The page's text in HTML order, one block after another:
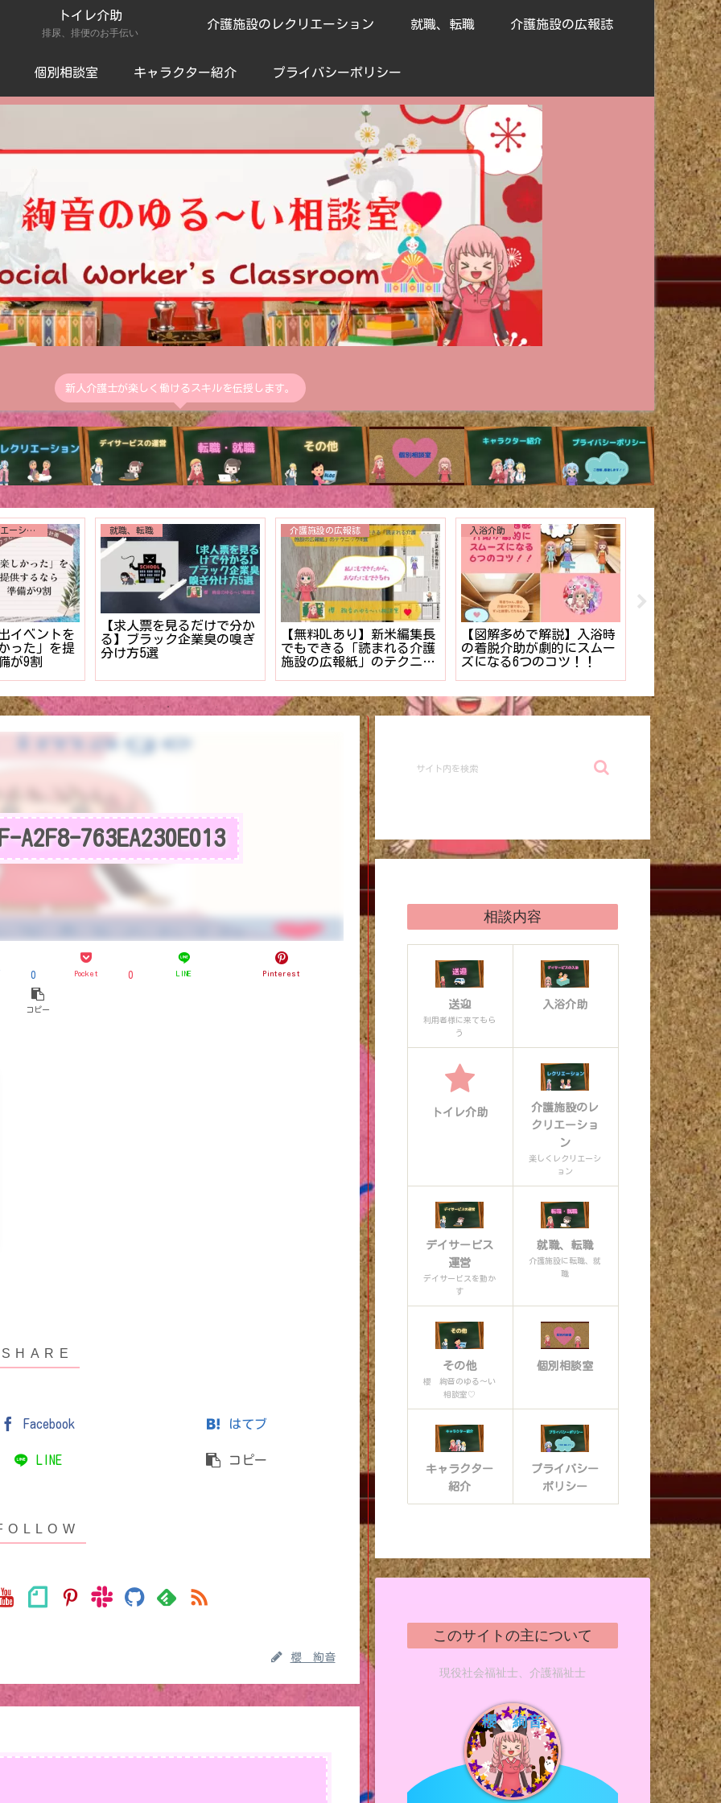
新人介護士が楽しく働けるスキルを伝授します。
トイレ介助
排尿、排便のお手伝い
介護施設のレクリエーション 就職、転職 介護施設の広報誌
個別相談室 キャラクター紹介 プライバシーポリシー
うちに解決
者様の入浴
対策３ステ
送迎
送迎中の交通事故発生！！
二度と繰り返さない事故報
告書の書き方【マニュア
トイレ介助
【まだ終わらない】を解
決⁉︎新人介護士でもできる
排泄介助の管理法
その他
介護施設のケース記録の書
き方。【マニュアル】
【少ない準
イサービス
厳選❤︎
A2F8-763EA230E013
0 Pocket 0 LINE Pinterest
コピー
Facebook はてブ
LINE コピー
櫻 絢音
相談内容
送迎
利用者様に来てもら
う
入浴介助
トイレ介助
介護施設のレ
クリエーショ
ン
楽しくレクリエーシ
ョン
デイサービス
運営
デイサービスを動か
す
就職、転職
介護施設に転職、就
職
その他
櫻 絢音のゆる〜い
相談室♡
個別相談室
キャラクター
紹介
プライバシー
ポリシー
このサイトの主について
現役社会福祉士、介護福祉士
櫻 絢音